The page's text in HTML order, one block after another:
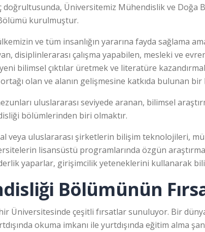
Üniversitemiz Mühendislik ve Doğa
kurulmuştur.
ve tüm insanlığın yararına fayda sağlama
disiplinlerarası çalışma yapabilen, mesleki ve
bilimsel çıktılar üretmek ve literatüre
olan ve alanın gelişmesine katkıda bulunan
uluslararası seviyede aranan, bilimsel
bölümlerinden biri olmaktır.
veya uluslararası şirketlerin bilişim teknolojileri,
lisansüstü programlarında özgün
yaparlar, girişimcilik yeteneklerini kullanarak
Bölümünün
Üniversitesinde çeşitli fırsatlar sunuluyor. Bir
okuma imkanı ile yurtdışında eğitim alma